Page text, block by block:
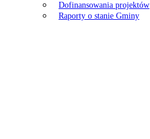
Dofinansowania projektów
Raporty o stanie Gminy